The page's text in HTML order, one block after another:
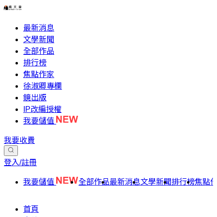
最新消息
文學新聞
全部作品
排行榜
焦點作家
徐淑卿專欄
鏡出版
IP改編授權
我要儲值
我要收費
登入/註冊
我要儲值 全部作品最新消息文學新聞排行榜焦點
首頁